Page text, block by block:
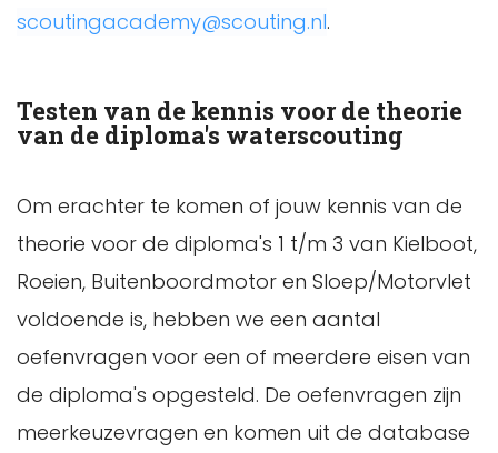
scoutingacademy@scouting.nl.
Testen van de kennis voor de theorie
van de diploma's waterscouting
Om erachter te komen of jouw kennis van de
theorie voor de diploma's 1 t/m 3 van Kielboot,
Roeien, Buitenboordmotor en Sloep/Motorvlet
voldoende is, hebben we een aantal
oefenvragen voor een of meerdere eisen van
de diploma's opgesteld. De oefenvragen zijn
meerkeuzevragen en komen uit de database